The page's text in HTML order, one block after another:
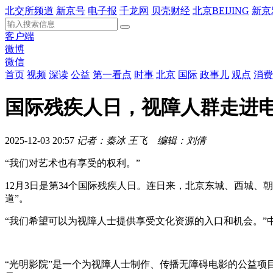
北交所频道 新京号 电子报 千龙网 贝壳财经 北京BEIJING 新
客户端
微博
微信
首页 视频 深读 公益 第一看点 时事 北京 国际 政事儿 观点 消费
国际残疾人日，视障人群走进
2025-12-03 20:57 记者：秦冰 王飞 编辑：刘倩
“我们对艺术也有享受的权利。”
12月3日是第34个国际残疾人日。连日来，北京东城、西城、
道”。
“我们希望可以为视障人士提供享受文化资源的入口和机会。
“光明影院”是一个为视障人士制作、传播无障碍电影的公益